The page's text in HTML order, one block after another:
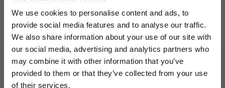
We use cookies to personalise content and ads, to
provide social media features and to analyse our traffic.
We also share information about your use of our site with
our social media, advertising and analytics partners who
may combine it with other information that you’ve
provided to them or that they’ve collected from your use
of their services.
optionale Funkfernsteuerung
Technische Daten
Max. Hubmoment
26,5 mt